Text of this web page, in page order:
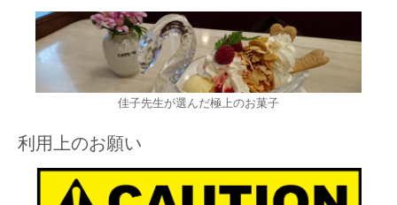
佳子先生が選んだ極上のお菓子
利用上のお願い